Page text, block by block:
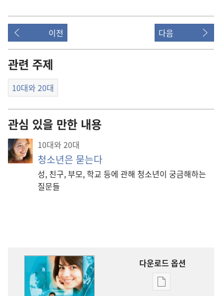
이전 다음
관련 주제
10대와 20대
관심 있을 만한 내용
10대와 20대
청소년은 묻는다
성, 친구, 부모, 학교 등에 관해 청소년이 궁금해하는
질문들
다운로드 옵션
출판물